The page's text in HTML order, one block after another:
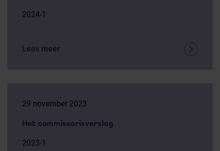
2024-1
Lees meer
29 november 2023
Het commissarisverslag
2023-1